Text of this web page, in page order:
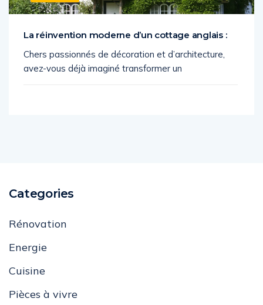
La réinvention moderne d’un cottage anglais :
Chers passionnés de décoration et d’architecture,
avez-vous déjà imaginé transformer un
Categories
Rénovation
Energie
Cuisine
Pièces à vivre